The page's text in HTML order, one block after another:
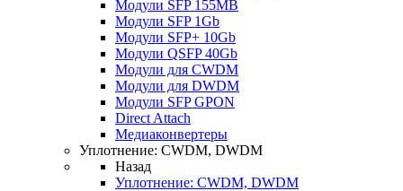
Модули SFP 155MB
Модули SFP 1Gb
Модули SFP+ 10Gb
Модули QSFP 40Gb
Модули для CWDM
Модули для DWDM
Модули SFP GPON
Direct Attach
Медиаконвертеры
Уплотнение: CWDM, DWDM
Назад
Уплотнение: CWDM, DWDM